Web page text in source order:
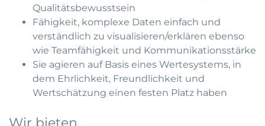
Qualitätsbewusstsein
Fähigkeit, komplexe Daten einfach und
verständlich zu visualisieren/erklären ebenso
wie Teamfähigkeit und Kommunikationsstärke
Sie agieren auf Basis eines Wertesystems, in
dem Ehrlichkeit, Freundlichkeit und
Wertschätzung einen festen Platz haben
Wir bieten